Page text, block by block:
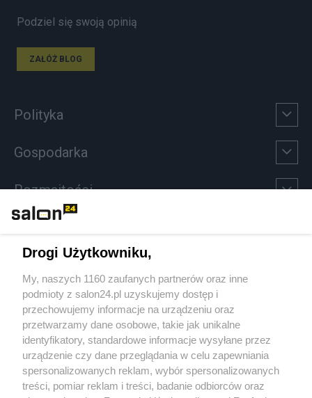
Podziel się swoją opinią
ZAŁÓŻ BLOG
Polityka
Gospodarka
Rozmaitości
Sport
Społeczeństwo
Kultura
Drogi Użytkowniku,
My, naszych 1160 zaufanych partnerów oraz inne
podmioty z salon24.pl uzyskujemy dostęp i
przechowujemy informacje na urządzeniu oraz
przetwarzamy dane osobowe, takie jak unikalne
identyfikatory, standardowe informacje wysyłane przez
urządzenie czy dane przeglądania w celu zapewniania
spersonalizowanych reklam, wybór spersonalizowanych
treści, pomiar reklam i treści, badanie odbiorców oraz